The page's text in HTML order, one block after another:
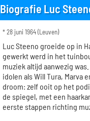
Biografie Luc
* 28 juni 1964 (Leuven)
Luc Steeno groeide op in
gewerkt werd in het
muziek altijd aanwezig
idolen als Will Tura, Marva
droom: zelf ooit op het
de spiegel, met een
eerste stappen richting